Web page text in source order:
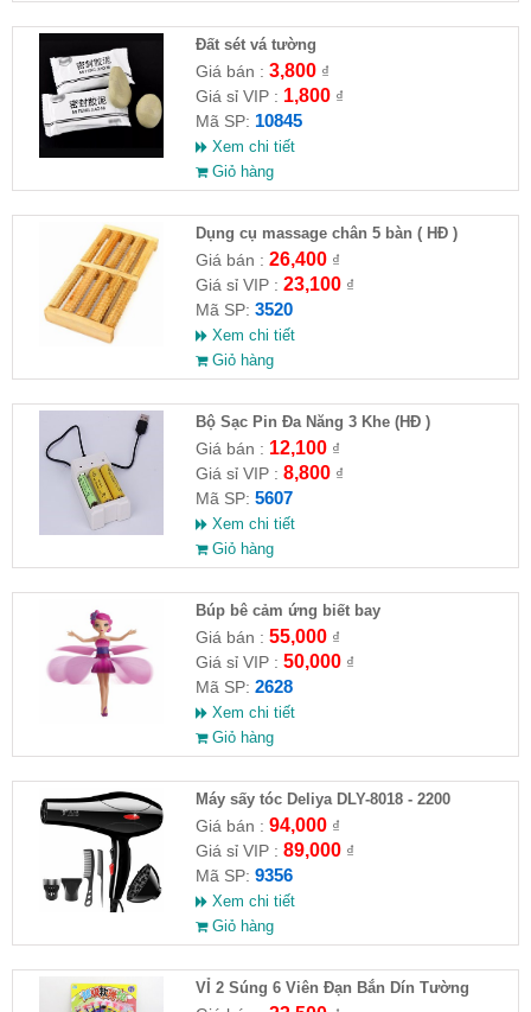
Đất sét vá tường
Giá bán : 3,800₫
Giá sỉ VIP : 1,800₫
Mã SP: 10845
Xem chi tiết
Giỏ hàng
Dụng cụ massage chân 5 bàn ( HĐ )
Giá bán : 26,400₫
Giá sỉ VIP : 23,100₫
Mã SP: 3520
Xem chi tiết
Giỏ hàng
Bộ Sạc Pin Đa Năng 3 Khe (HĐ )
Giá bán : 12,100₫
Giá sỉ VIP : 8,800₫
Mã SP: 5607
Xem chi tiết
Giỏ hàng
​Búp bê cảm ứng biết bay
Giá bán : 55,000₫
Giá sỉ VIP : 50,000₫
Mã SP: 2628
Xem chi tiết
Giỏ hàng
Máy sấy tóc Deliya DLY-8018 - 2200
Giá bán : 94,000₫
Giá sỉ VIP : 89,000₫
Mã SP: 9356
Xem chi tiết
Giỏ hàng
VỈ 2 Súng 6 Viên Đạn Bắn Dín Tường